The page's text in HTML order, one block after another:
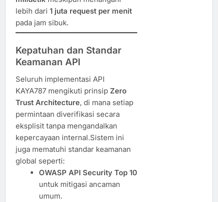
lebih dari 1 juta request per menit
pada jam sibuk.
Kepatuhan dan Standar
Keamanan API
Seluruh implementasi API
KAYA787 mengikuti prinsip Zero
Trust Architecture, di mana setiap
permintaan diverifikasi secara
eksplisit tanpa mengandalkan
kepercayaan internal.Sistem ini
juga mematuhi standar keamanan
global seperti:
OWASP API Security Top 10
untuk mitigasi ancaman
umum.